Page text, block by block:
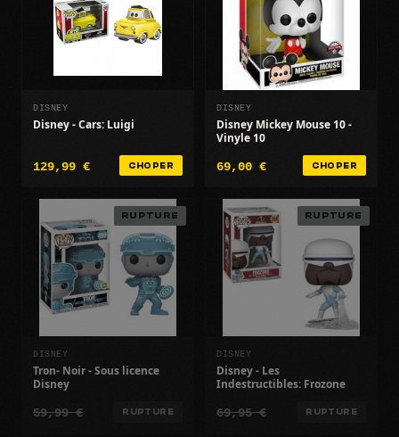
DISNEY
Disney - Cars: Luigi
129,99 € CHOPER
DISNEY
Disney Mickey Mouse 10 -
Vinyle 10
69,00 € CHOPER
RUPTURE
DISNEY
Tron- Noir - Sous licence
Disney
59,99 € RUPTURE
RUPTURE
DISNEY
Disney - Les
Indestructibles: Frozone
69,95 € RUPTURE